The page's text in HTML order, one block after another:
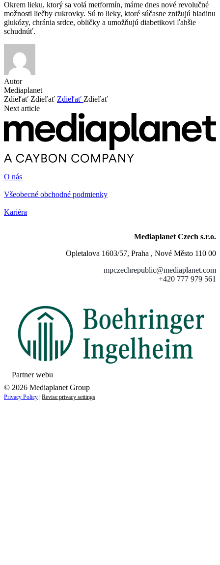
Okrem lieku, ktorý sa volá metformín, máme dnes nové revolučné
možnosti liečby cukrovky. Sú to lieky, ktoré súčasne znižujú hladinu
glukózy, chránia srdce, obličky a umožňujú diabetikovi ľahšie
schudnúť.
Autor
Mediaplanet
Zdieľať Zdieľať Zdieľať Zdieľať
Next article
O nás
Všeobecné obchodné podmienky
Kariéra
Mediaplanet Czech s.r.o.
Opletalova 1603/57, Praha , Nové Město 110 00
mpczechrepublic@mediaplanet.com
+420 777 979 561
Partner webu
© 2026 Mediaplanet Group
Privacy Policy Revise privacy settings